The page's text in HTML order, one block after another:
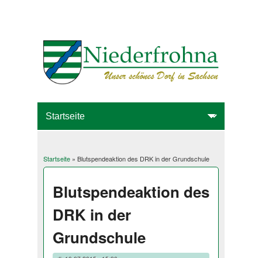
Sie sind hier
Startseite» Blutspendeaktion des DRK in der Grundschule
Blutspendeaktion des
DRK in der
Grundschule